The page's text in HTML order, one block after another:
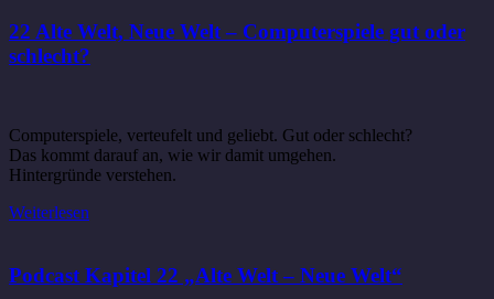
22 Alte Welt, Neue Welt – Computerspiele gut oder
schlecht?
Computerspiele, verteufelt und geliebt. Gut oder schlecht?
Das kommt darauf an, wie wir damit umgehen.
Hintergründe verstehen.
Weiterlesen
Podcast Kapitel 22 „Alte Welt – Neue Welt“